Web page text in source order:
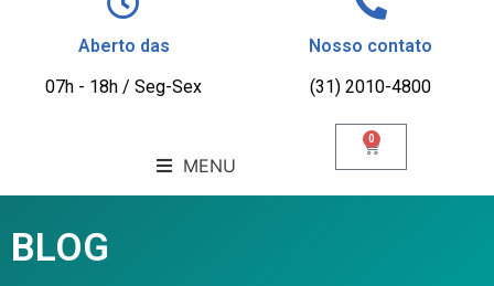
Aberto das
07h - 18h / Seg-Sex
Nosso contato
(31) 2010-4800
MENU
0
BLOG